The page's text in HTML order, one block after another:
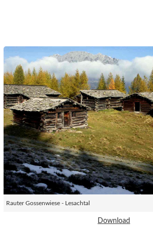
Rauter Gossenwiese - Lesachtal
Download